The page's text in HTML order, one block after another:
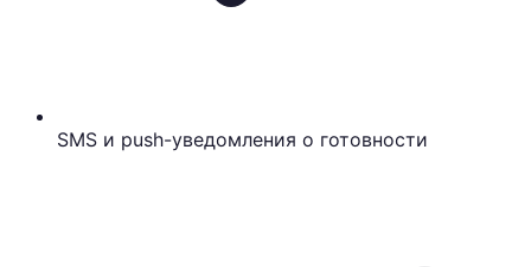
SMS и push-уведомления о готовности